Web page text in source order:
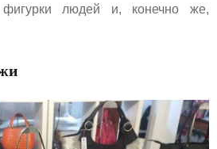
фигурки людей и, конечно же,